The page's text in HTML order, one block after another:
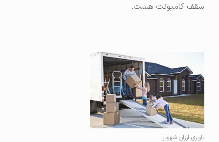
سقف کامیونت هست.
باربری ارزان شهریار